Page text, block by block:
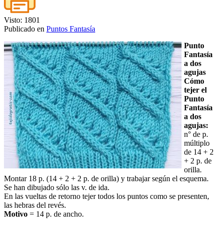
Visto: 1801
Publicado en Puntos Fantasía
Punto
Fantasía
a dos
agujas
Cómo
tejer el
Punto
Fantasía
a dos
agujas:
n° de p.
múltiplo
de 14 + 2
+ 2 p. de
orilla.
Montar 18 p. (14 + 2 + 2 p. de orilla) y trabajar según el esquema.
Se han dibujado sólo las v. de ida.
En las vueltas de retorno tejer todos los puntos como se presenten,
las hebras del revés.
Motivo = 14 p. de ancho.